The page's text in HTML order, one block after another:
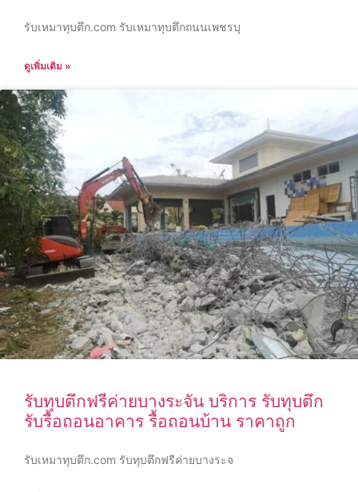
รับเหมาทุบตึก.com รับเหมาทุบตึกถนนเพชรบุ
ดูเพิ่มเติม »
รับทุบตึกฟรีค่ายบางระจัน บริการ รับทุบตึก
รับรื้อถอนอาคาร รื้อถอนบ้าน ราคาถูก
รับเหมาทุบตึก.com รับทุบตึกฟรีค่ายบางระจ